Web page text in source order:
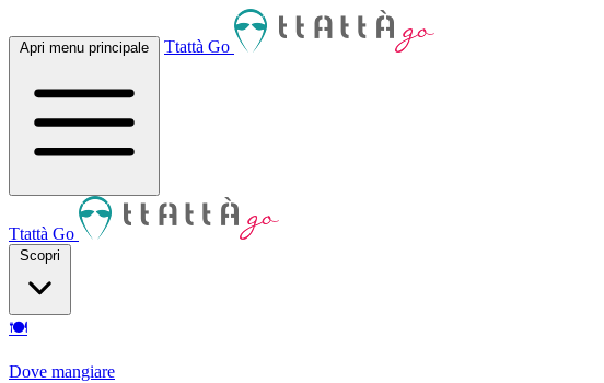
Apri menu principale Ttattà Go
Ttattà Go
Scopri
🍽
Dove mangiare